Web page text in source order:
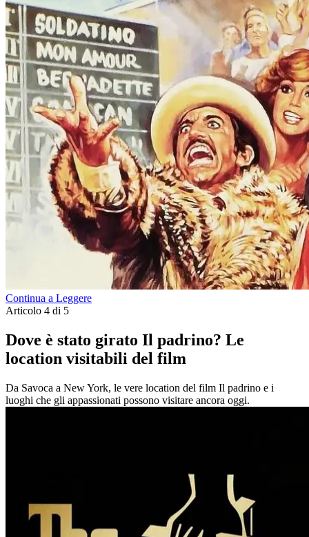
Continua a Leggere
Articolo 4 di 5
Dove è stato girato Il padrino? Le
location visitabili del film
Da Savoca a New York, le vere location del film Il padrino e i
luoghi che gli appassionati possono visitare ancora oggi.